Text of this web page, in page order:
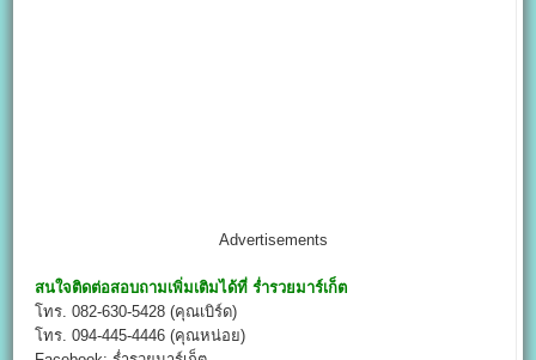
Advertisements
สนใจติดต่อสอบถามเพิ่มเติมได้ที่ ร่ำรวยมาร์เก็ต
โทร. 082-630-5428 (คุณเบิร์ด)
โทร. 094-445-4446 (คุณหน่อย)